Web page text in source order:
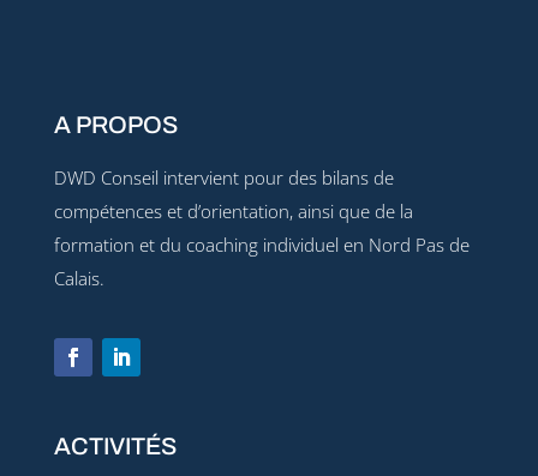
A PROPOS
DWD Conseil intervient pour des bilans de
compétences et d’orientation, ainsi que de la
formation et du coaching individuel en Nord Pas de
Calais.
ACTIVITÉS